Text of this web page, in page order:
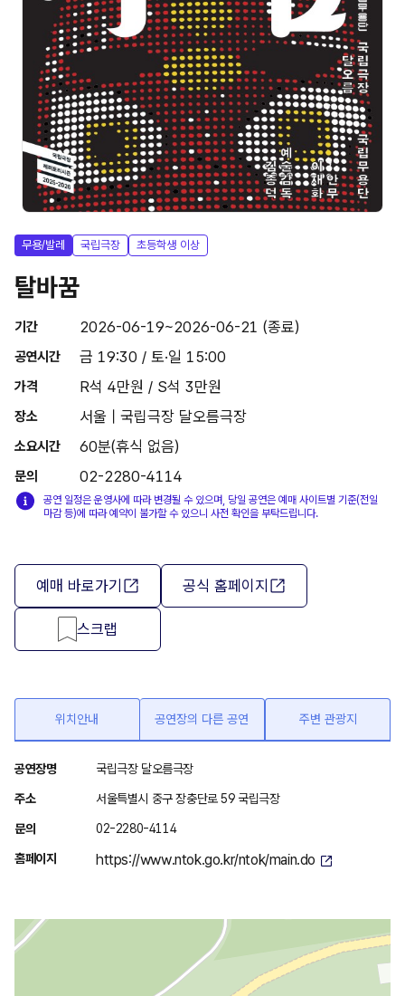
무용/발레 국립극장 초등학생 이상
탈바꿈
기간 2026-06-19~2026-06-21 (종료)
공연시간 금 19:30 / 토·일 15:00
가격 R석 4만원 / S석 3만원
장소 서울 | 국립극장 달오름극장
소요시간 60분(휴식 없음)
문의 02-2280-4114
공연 일정은 운영사에 따라 변경될 수 있으며, 당일 공연은 예매 사이트별 기준(전일
마감 등)에 따라 예약이 불가할 수 있으니 사전 확인을 부탁드립니다.
예매 바로가기 공식 홈페이지
스크랩
위치안내 공연장의 다른 공연 주변 관광지
위
치
안
공연장명 국립극장 달오름극장
주소 서울특별시 중구 장충단로 59 국립극장
문의 02-2280-4114
홈페이지 https://www.ntok.go.kr/ntok/main.do